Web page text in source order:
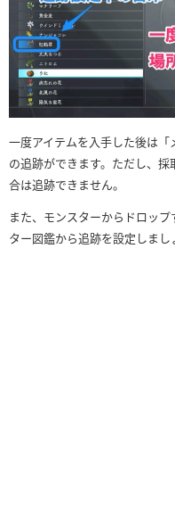
一度アイテムを入手した後は
の追跡ができます。ただし、
合は追跡できません。
また、モンスターからドロッ
ター図鑑から追跡を設定しまし